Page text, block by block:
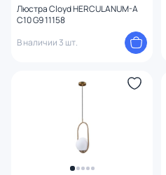
Люстра Cloyd HERCULANUM-A
C10 G9 11158
В наличии 3 шт.